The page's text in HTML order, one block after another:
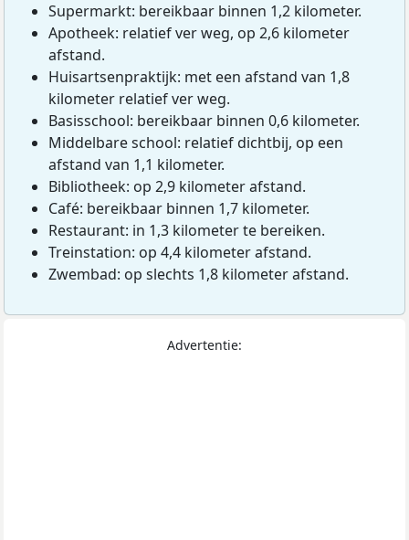
Supermarkt: bereikbaar binnen 1,2 kilometer.
Apotheek: relatief ver weg, op 2,6 kilometer
afstand.
Huisartsenpraktijk: met een afstand van 1,8
kilometer relatief ver weg.
Basisschool: bereikbaar binnen 0,6 kilometer.
Middelbare school: relatief dichtbij, op een
afstand van 1,1 kilometer.
Bibliotheek: op 2,9 kilometer afstand.
Café: bereikbaar binnen 1,7 kilometer.
Restaurant: in 1,3 kilometer te bereiken.
Treinstation: op 4,4 kilometer afstand.
Zwembad: op slechts 1,8 kilometer afstand.
Advertentie: